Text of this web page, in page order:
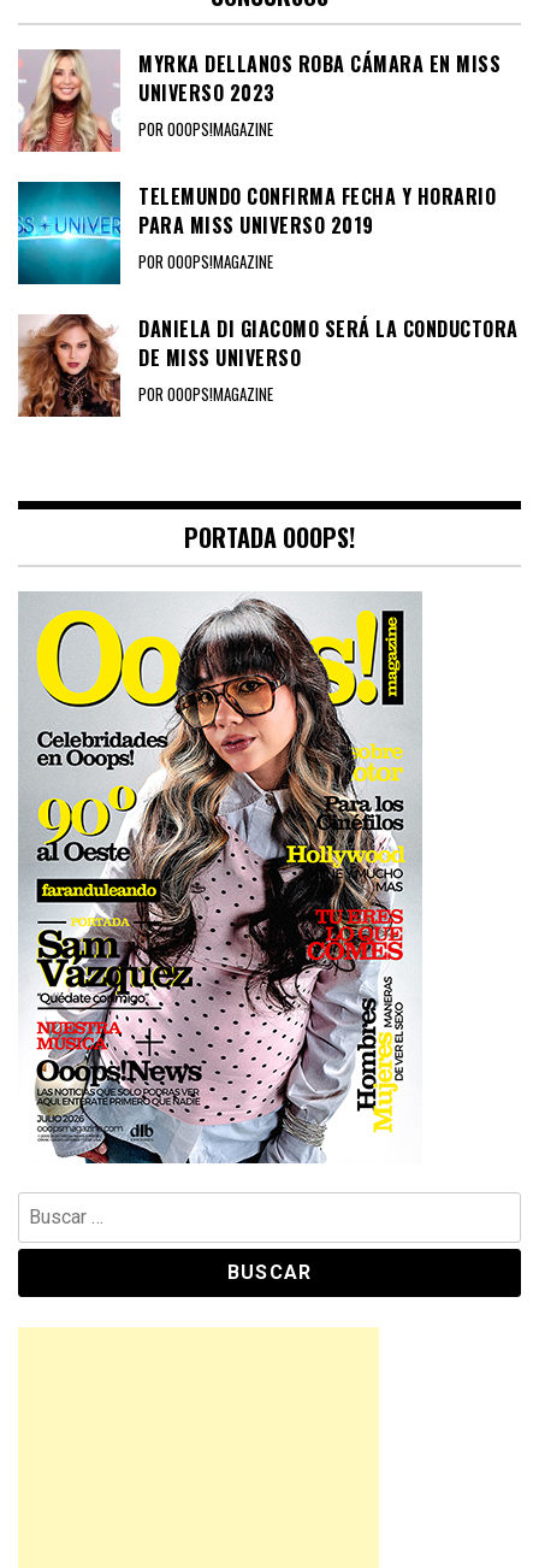
MYRKA DELLANOS ROBA CÁMARA EN MISS
UNIVERSO 2023
POR OOOPS!MAGAZINE
TELEMUNDO CONFIRMA FECHA Y HORARIO
PARA MISS UNIVERSO 2019
POR OOOPS!MAGAZINE
DANIELA DI GIACOMO SERÁ LA CONDUCTORA
DE MISS UNIVERSO
POR OOOPS!MAGAZINE
PORTADA OOOPS!
Buscar: